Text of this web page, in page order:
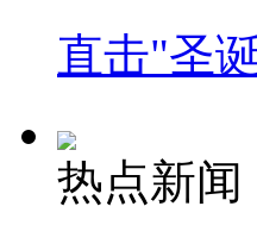
直击"圣
热点新闻